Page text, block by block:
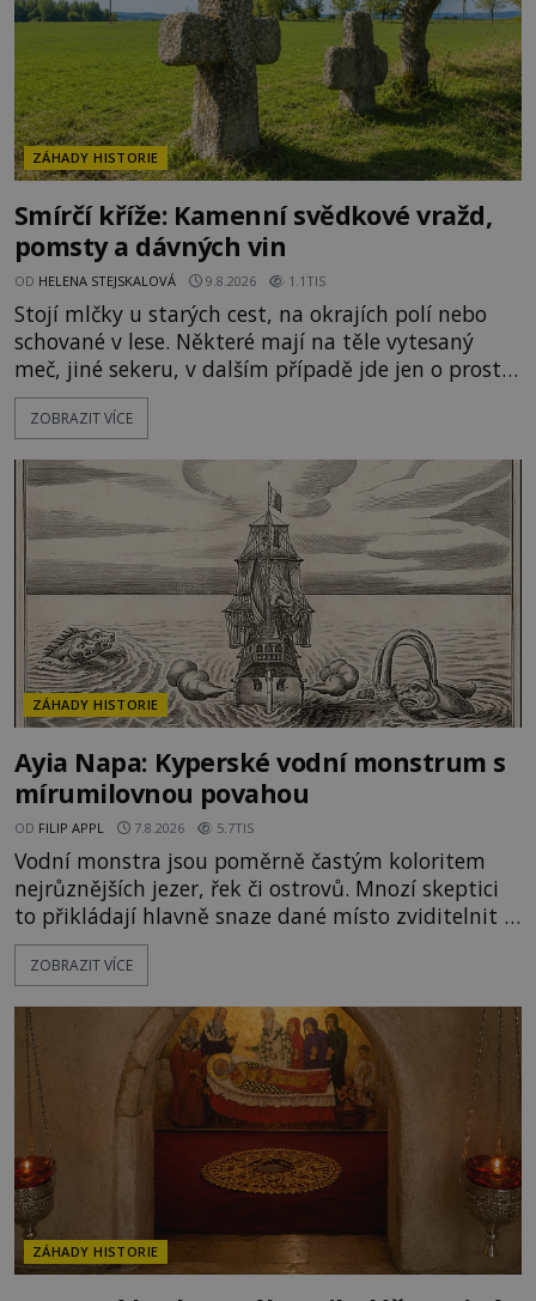
ZÁHADY HISTORIE
Smírčí kříže: Kamenní svědkové vražd,
pomsty a dávných vin
OD HELENA STEJSKALOVÁ 9.8.2026 1.1TIS
Stojí mlčky u starých cest, na okrajích polí nebo
schované v lese. Některé mají na těle vytesaný
meč, jiné sekeru, v dalším případě jde jen o prostý
kříž. Na první pohled vypadají jako zapomenuté
náboženské památky. Jenže některé z nich mají
zločiny, pokáním a dávným právem, kdy se vrah a
rodina jeho oběti mohli dohodnout na usmíření.
Jenže po s
ZOBRAZIT VÍCE
ZÁHADY HISTORIE
Ayia Napa: Kyperské vodní monstrum s
mírumilovnou povahou
OD FILIP APPL 7.8.2026 5.7TIS
Vodní monstra jsou poměrně častým koloritem
nejrůznějších jezer, řek či ostrovů. Mnozí skeptici
to přikládají hlavně snaze dané místo zviditelnit a
přitáhnout k němu pozornost záhadám
nakloněných turistů. Je to také případ kyperského
legendami o něm ukrývat nějaký pravdivý základ?
V blízkosti Mysu Greco, jak se přez
ZOBRAZIT VÍCE
ZÁHADY HISTORIE